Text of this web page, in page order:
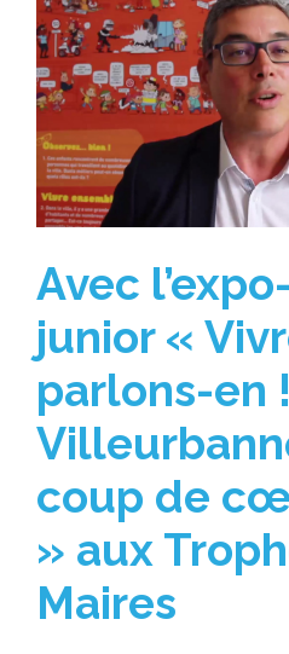
Avec
junior «
parlons-en
coup de
» aux
Maires